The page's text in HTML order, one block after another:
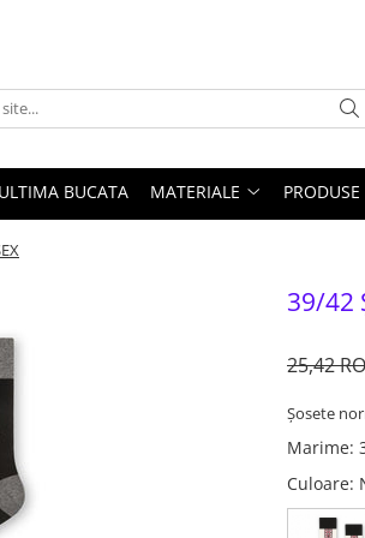
ULTIMA BUCATA MATERIALE PRODUSE
39/42
25,42
Șosete
Marime:
Culoare: